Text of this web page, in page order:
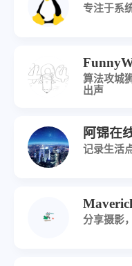
专注于系
算法攻城
出声
阿锦在
记录生活
分享摄影